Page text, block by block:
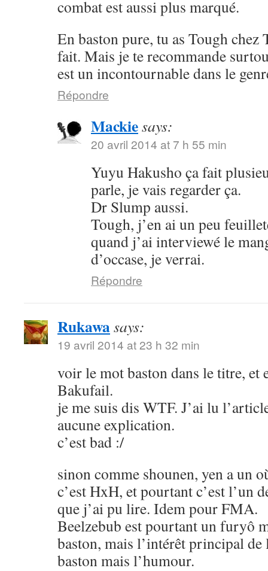
combat est aussi plus marqué.
En baston pure, tu as Tough chez
fait. Mais je te recommande
est un incontournable dans le
Répondre
Mackiesays:
20 avril 2014 at 7 h 55 min
Yuyu Hakusho ça fait
parle, je vais regarder ça.
Dr Slump aussi.
Tough, j’en ai un peu
quand j’ai interviewé le
d’occase, je verrai.
Répondre
Rukawasays:
19 avril 2014 at 23 h 32 min
voir le mot baston dans le titre, et
Bakufail.
je me suis dis WTF. J’ai lu
aucune explication.
c’est bad :/
sinon comme shounen, yen a un
c’est HxH, et pourtant c’est l’un
que j’ai pu lire. Idem pour FMA.
Beelzebub est pourtant un furyô
baston, mais l’intérêt principal de
baston mais l’humour.